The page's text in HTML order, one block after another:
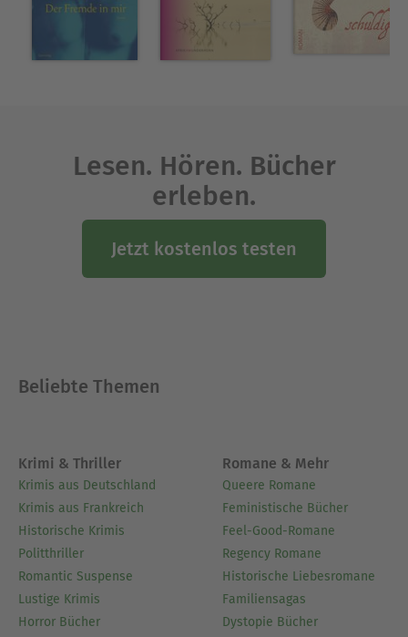
Lesen. Hören. Bücher
erleben.
Jetzt kostenlos testen
Beliebte Themen
Krimi & Thriller
Krimis aus Deutschland
Krimis aus Frankreich
Historische Krimis
Politthriller
Romantic Suspense
Lustige Krimis
Horror Bücher
Romane & Mehr
Queere Romane
Feministische Bücher
Feel-Good-Romane
Regency Romane
Historische Liebesromane
Familiensagas
Dystopie Bücher